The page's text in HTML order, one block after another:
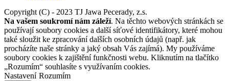
Copyright (C) - 2023 TJ Jawa Pecerady, z.s.
Na vašem soukromí nám záleží. Na těchto webových stránkách se
používají soubory cookies a další síťové identifikátory, které mohou
také sloužit ke zpracování dalších osobních údajů (např. jak
procházíte naše stránky a jaký obsah Vás zajímá). My používáme
soubory cookies k zajištění funkčnosti webu. Kliknutím na tlačítko
„Rozumím“ souhlasíte s využívaním cookies.
Nastavení Rozumím